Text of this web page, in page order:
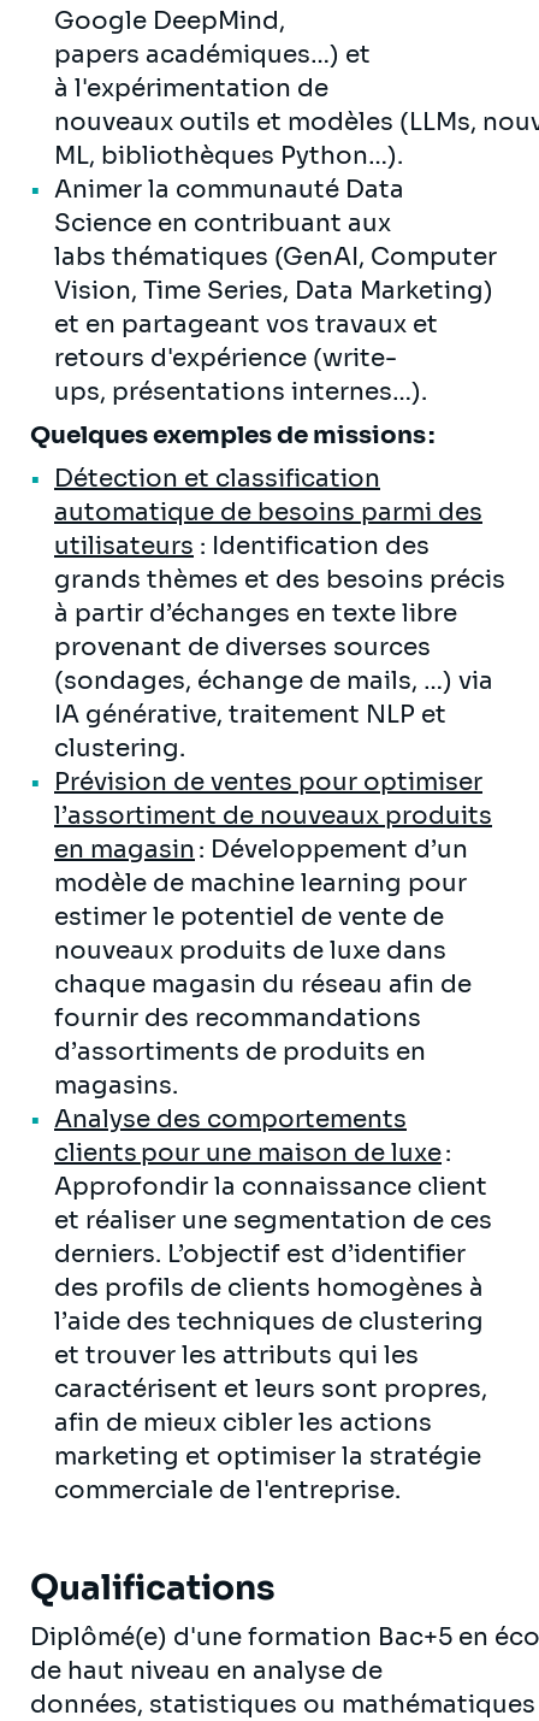
Google DeepMind,
papers académiques…) et
à l'expérimentation de
nouveaux outils et modèles (LLMs,
ML, bibliothèques Python…).
Animer la communauté Data
Science en contribuant aux
labs thématiques (GenAI, Computer
Vision, Time Series, Data Marketing)
et en partageant vos travaux et
retours d'expérience (write-
ups, présentations internes…).
Quelques exemples de missions :
Détection et classification
automatique de besoins parmi des
utilisateurs : Identification des
grands thèmes et des besoins précis
à partir d’échanges en texte libre
provenant de diverses sources
(sondages, échange de mails, …) via
IA générative, traitement NLP et
clustering.
Prévision de ventes pour optimiser
l’assortiment de nouveaux produits
en magasin : Développement d’un
modèle de machine learning pour
estimer le potentiel de vente de
nouveaux produits de luxe dans
chaque magasin du réseau afin de
fournir des recommandations
d’assortiments de produits en
magasins.
Analyse des comportements
clients pour une maison de luxe:
Approfondir la connaissance client
et réaliser une segmentation de ces
derniers. L’objectif est d’identifier
des profils de clients homogènes à
l’aide des techniques de clustering
et trouver les attributs qui les
caractérisent et leurs sont propres,
afin de mieux cibler les actions
marketing et optimiser la stratégie
commerciale de l'entreprise.
Qualifications
Diplômé(e) d'une formation Bac+5 en
de haut niveau en analyse de
données, statistiques ou